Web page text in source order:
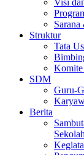
Visi
Sarana
Struktur
Tata
Komite
SDM
Guru-
Berita
Sekolah